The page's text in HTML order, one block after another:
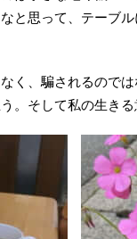
と思って、テーブ
く、騙されるので
。そして私の生きる